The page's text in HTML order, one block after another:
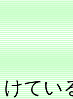
各都
けてい